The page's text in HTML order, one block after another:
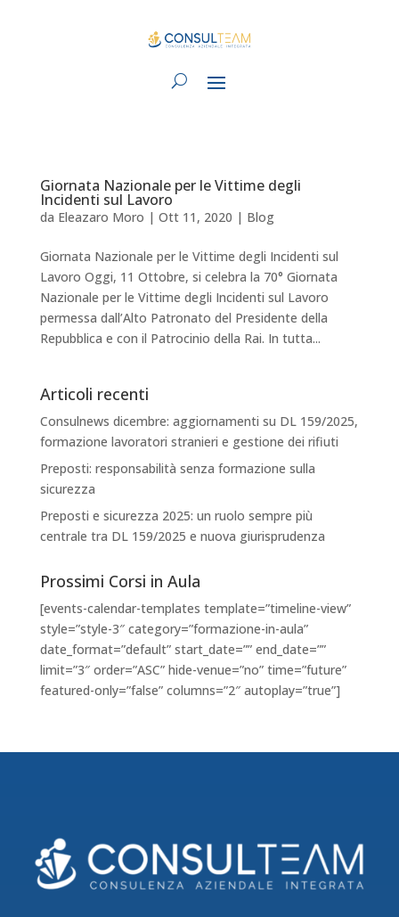
Giornata Nazionale per le Vittime degli
Incidenti sul Lavoro
da Eleazaro Moro | Ott 11, 2020 | Blog
Giornata Nazionale per le Vittime degli Incidenti sul
Lavoro Oggi, 11 Ottobre, si celebra la 70° Giornata
Nazionale per le Vittime degli Incidenti sul Lavoro
permessa dall’Alto Patronato del Presidente della
Repubblica e con il Patrocinio della Rai. In tutta...
Articoli recenti
Consulnews dicembre: aggiornamenti su DL 159/2025,
formazione lavoratori stranieri e gestione dei rifiuti
Preposti: responsabilità senza formazione sulla
sicurezza
Preposti e sicurezza 2025: un ruolo sempre più
centrale tra DL 159/2025 e nuova giurisprudenza
Prossimi Corsi in Aula
[events-calendar-templates template=”timeline-view”
style=”style-3″ category=”formazione-in-aula”
date_format=”default” start_date=”” end_date=””
limit=”3″ order=”ASC” hide-venue=”no” time=”future”
featured-only=”false” columns=”2″ autoplay=”true”]